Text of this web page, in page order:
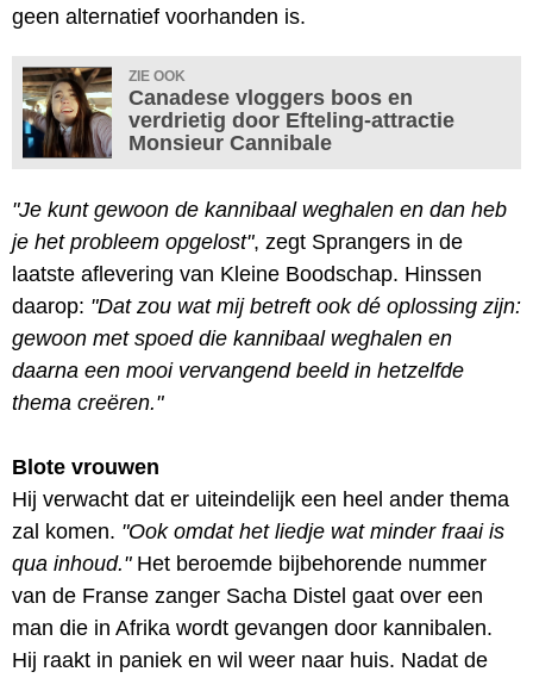
geen alternatief voorhanden is.
ZIE OOK
Canadese vloggers boos en
verdrietig door Efteling-attractie
Monsieur Cannibale
"Je kunt gewoon de kannibaal weghalen en dan heb
je het probleem opgelost", zegt Sprangers in de
laatste aflevering van Kleine Boodschap. Hinssen
daarop: "Dat zou wat mij betreft ook dé oplossing zijn:
gewoon met spoed die kannibaal weghalen en
daarna een mooi vervangend beeld in hetzelfde
thema creëren."
Blote vrouwen
Hij verwacht dat er uiteindelijk een heel ander thema
zal komen. "Ook omdat het liedje wat minder fraai is
qua inhoud."Het beroemde bijbehorende nummer
van de Franse zanger Sacha Distel gaat over een
man die in Afrika wordt gevangen door kannibalen.
Hij raakt in paniek en wil weer naar huis. Nadat de